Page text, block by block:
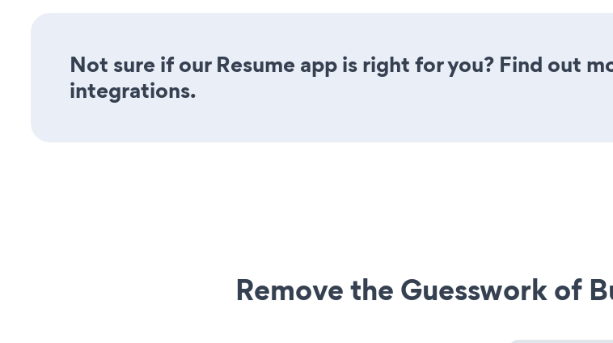
Not sure if our Resume app is right for you? Find out
integrations.
Remove the Guesswork of